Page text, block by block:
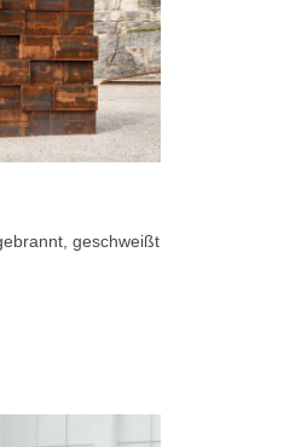
geschweißt